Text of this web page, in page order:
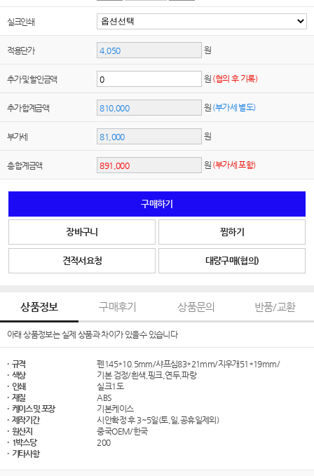
실크인쇄
적용단가 원
추가 및 할인금액 원 (협의 후 기록)
추가 합계금액 원 (부가세 별도)
부가세 원
총 합계금액 원 (부가세 포함)
구매하기
장바구니 찜하기
견적서요청 대량구매(협의)
상품정보 구매후기 상품문의 반품/교환
아래 상품정보는 실제 상품과 차이가 있을수 있습니다
· 규격
펜145*10.5mm/샤프심83*21mm/지우개51*19mm/
· 색상
기본 검정/흰색,핑크,연두,파랑
· 인쇄
실크1도
· 재질
ABS
· 케이스 및 포장
기본케이스
· 제작기간
시안확정 후 3~5일(토,일,공휴일제외)
· 원산지
중국OEM/한국
· 1박스당
200
· 기타사항